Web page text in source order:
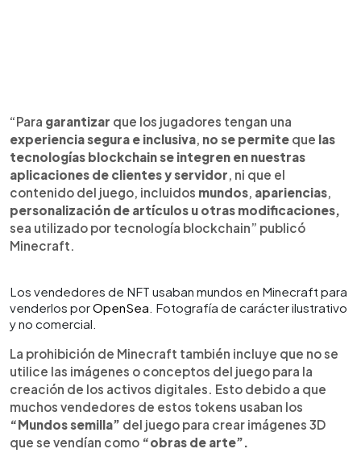
“Para garantizar que los jugadores tengan una
experiencia segura e inclusiva, no se permite que las
tecnologías blockchain se integren en nuestras
aplicaciones de clientes y servidor, ni que el
contenido del juego, incluidos mundos, apariencias,
personalización de artículos u otras modificaciones,
sea utilizado por tecnología blockchain” publicó
Minecraft.
Los vendedores de NFT usaban mundos en Minecraft para
venderlos porOpenSea . Fotografía de carácter ilustrativo
y no comercial.
La prohibición de Minecraft también incluye que no se
utilice las imágenes o conceptos del juego para la
creación de los activos digitales. Esto debido a que
muchos vendedores de estos tokens usaban los
“Mundos semilla” del juego para crear imágenes 3D
que se vendían como “obras de arte”.